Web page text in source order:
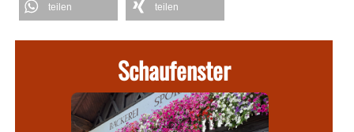
teilen teilen
Schaufenster